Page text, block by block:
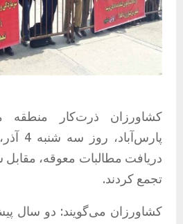
کشاورزان ذرت‌کار منطقه
دریافت مطالبات معوقه،
تجمع کردند.
کشاورزان می‌گویند: دو سال